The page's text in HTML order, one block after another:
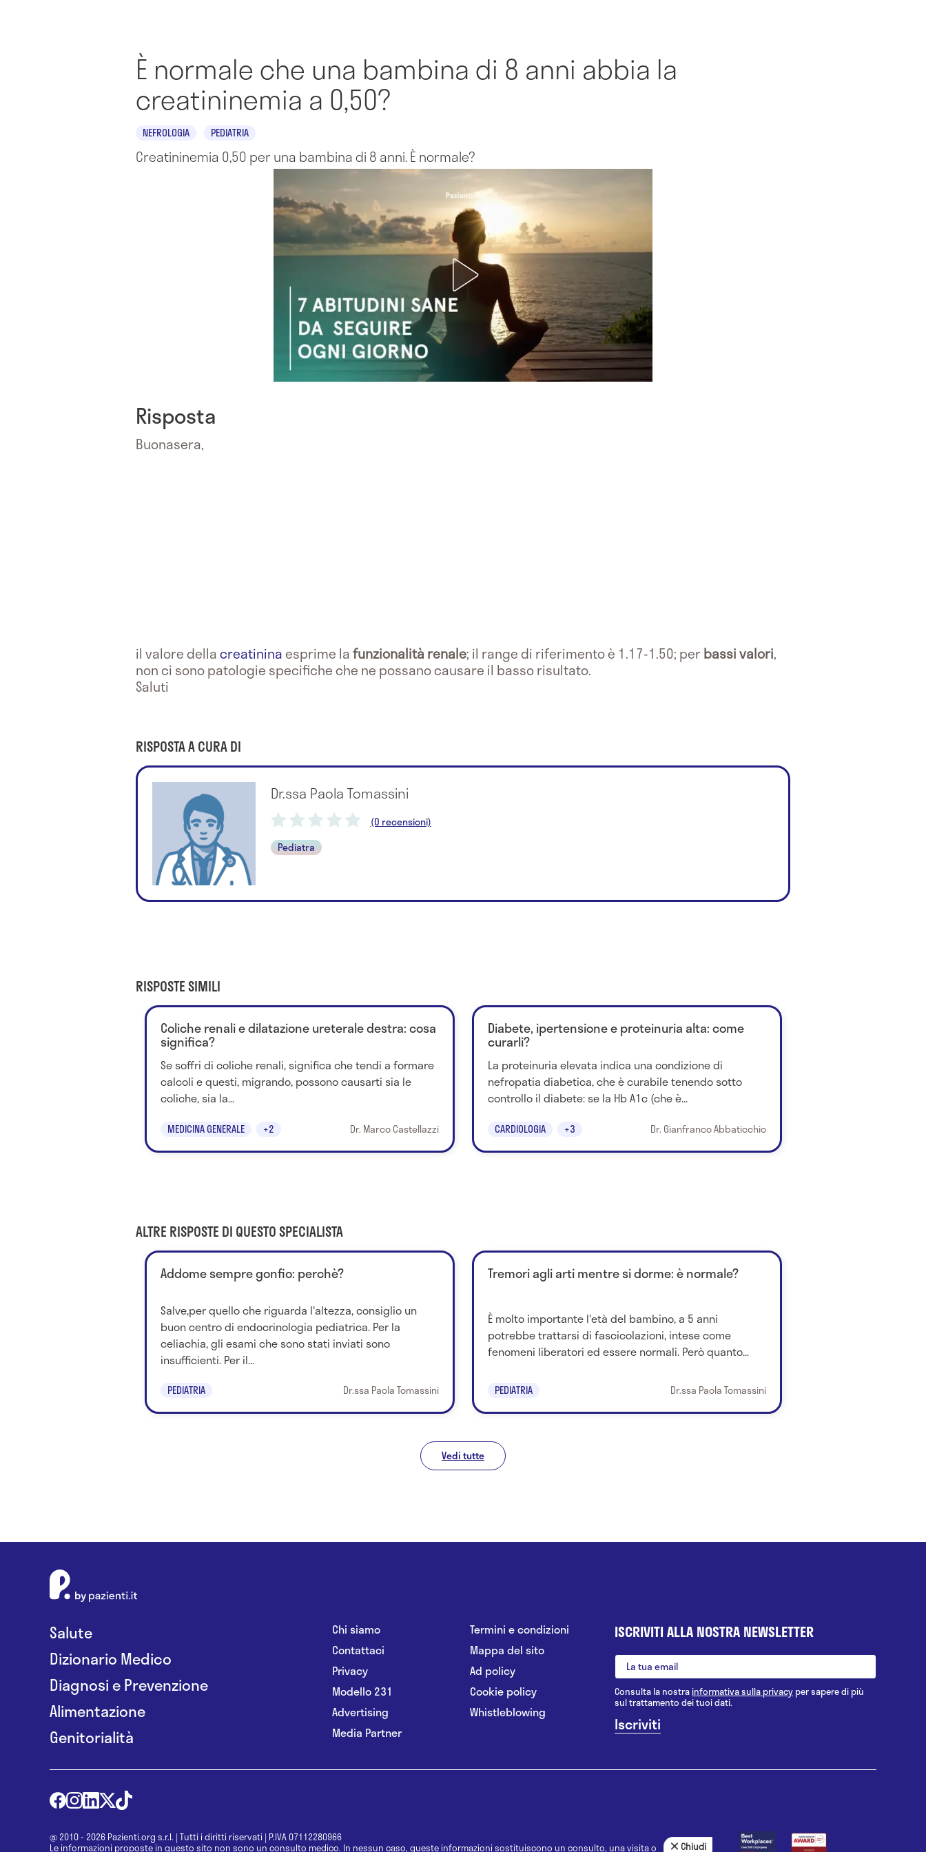
È normale che una bambina di 8 anni abbia la
creatininemia a 0,50?
NEFROLOGIA PEDIATRIA
Creatininemia 0,50 per una bambina di 8 anni. È normale?
Risposta
Buonasera,
il valore dellacreatininaesprime lafunzionalità renale; il range di riferimento è 1.17-1.50; perbassi valori,
non ci sono patologie specifiche che ne possano causare il basso risultato.
Saluti
RISPOSTA A CURA DI
Dr.ssa Paola Tomassini
(0 recensioni)
Pediatra
RISPOSTE SIMILI
Coliche renali e dilatazione ureterale destra: cosa
significa?
Se soffri di coliche renali, significa che tendi a formare
calcoli e questi, migrando, possono causarti sia le
coliche, sia la...
MEDICINA GENERALE +2 Dr. Marco Castellazzi
Diabete, ipertensione e proteinuria alta: come
curarli?
La proteinuria elevata indica una condizione di
nefropatia diabetica, che è curabile tenendo sotto
controllo il diabete: se la Hb A1c (che è...
CARDIOLOGIA +3 Dr. Gianfranco Abbaticchio
ALTRE RISPOSTE DI QUESTO SPECIALISTA
Addome sempre gonfio: perchè?
Salve,per quello che riguarda l'altezza, consiglio un
buon centro di endocrinologia pediatrica. Per la
celiachia, gli esami che sono stati inviati sono
insufficienti. Per il...
PEDIATRIA Dr.ssa Paola Tomassini
Tremori agli arti mentre si dorme: è normale?
È molto importante l'età del bambino, a 5 anni
potrebbe trattarsi di fascicolazioni, intese come
fenomeni liberatori ed essere normali. Però quanto...
PEDIATRIA Dr.ssa Paola Tomassini
Vedi tutte
Salute
Dizionario Medico
Diagnosi e Prevenzione
Alimentazione
Genitorialità
Chi siamo
Contattaci
Privacy
Modello 231
Advertising
Media Partner
Termini e condizioni
Mappa del sito
Ad policy
Cookie policy
Whistleblowing
ISCRIVITI ALLA NOSTRA NEWSLETTER
Consulta la nostrainformativa sulla privacy per sapere di più
sul trattamento dei tuoi dati.
@ 2010 - 2026 Pazienti.org s.r.l. | Tutti i diritti riservati | P.IVA 07112280966
Le informazioni proposte in questo sito non sono un consulto medico. In nessun caso, queste informazioni sostituiscono un consulto, una visita o
Chiudi